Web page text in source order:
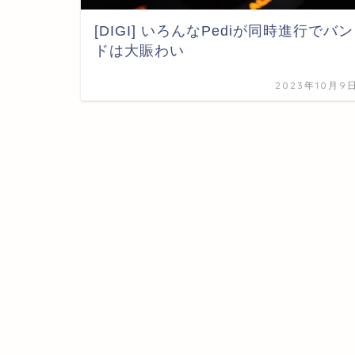
[DIGI] いろんなPediが同時進行でバン
ドは大賑わい
2023年10月9